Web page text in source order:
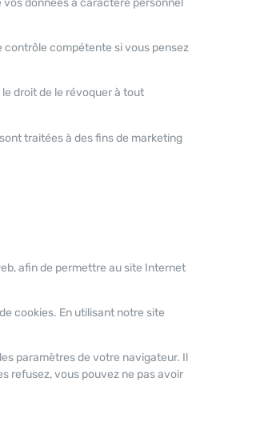
contrôle compétente si vous pensez
droit de le révoquer à tout
traitées à des fins de marketing
afin de permettre au site Internet
cookies. En utilisant notre site
paramètres de votre navigateur. Il
refusez, vous pouvez ne pas avoir